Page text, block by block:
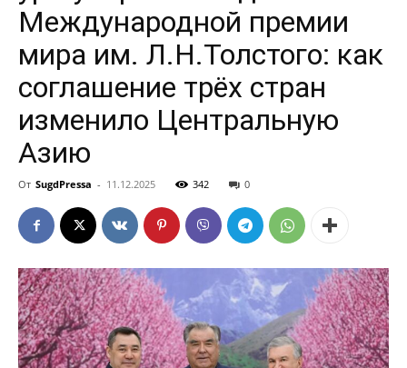
Международной премии
мира им. Л.Н.Толстого: как
соглашение трёх стран
изменило Центральную
Азию
От SugdPressa - 11.12.2025 342 0